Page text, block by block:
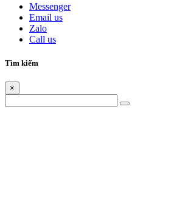
Messenger
Email us
Zalo
Call us
Tìm kiếm
×